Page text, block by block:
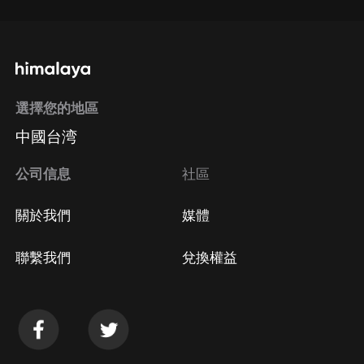
選擇您的地區
中國台湾
公司信息
關於我們
聯繫我們
社區
媒體
兌換權益